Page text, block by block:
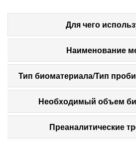
Для чего
Наименование
Тип биоматериала/Тип
Необходимый объем
Преаналитические